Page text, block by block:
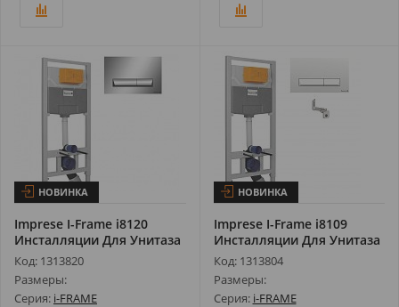
НОВИНКА
Imprese I-Frame i8120
Инсталляции Для Унитаза
3В1 (И...
Код: 1313820
Размеры:
Серия: i-FRAME
НОВИНКА
Imprese I-Frame i8109
Инсталляции Для Унитаза
3В1 (И...
Код: 1313804
Размеры:
Серия: i-FRAME